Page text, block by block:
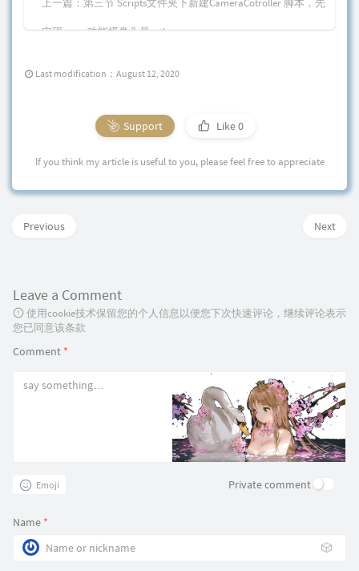
上一篇：第三节 Scripts文件夹下新建CameraCotroller 脚本，先
实现zoom功能摄像头是orth...
Last modification：August 12, 2020
Support Like0
If you think my article is useful to you, please feel free to appreciate
Next
Previous
Leave a Comment
使用cookie技术保留您的个人信息以便您下次快速评论，继续评论表示
您已同意该条款
Comment *
Emoji Private comment
Name *
🎲